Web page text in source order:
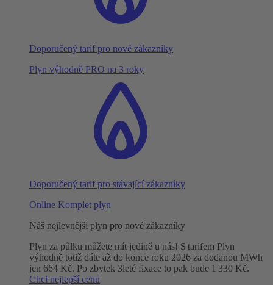
Doporučený tarif pro nové zákazníky
Plyn výhodně PRO na 3 roky
Doporučený tarif pro stávající zákazníky
Online Komplet plyn
Náš nejlevnější plyn pro nové zákazníky
Plyn za půlku můžete mít jedině u nás! S tarifem Plyn
výhodně totiž dáte až do konce roku 2026 za dodanou MWh
jen 664 Kč. Po zbytek 3leté fixace to pak bude 1 330 Kč.
Chci nejlepší cenu